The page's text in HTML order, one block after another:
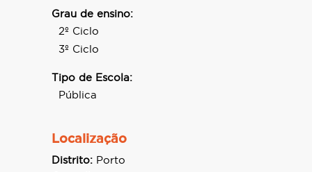
Grau de ensino:
2º Ciclo
3º Ciclo
Tipo de Escola:
Pública
Localização
Distrito: Porto